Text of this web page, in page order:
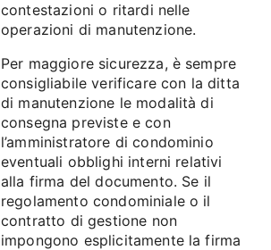
contestazioni o ritardi nelle
operazioni di manutenzione.
Per maggiore sicurezza, è sempre
consigliabile verificare con la ditta
di manutenzione le modalità di
consegna previste e con
l’amministratore di condominio
eventuali obblighi interni relativi
alla firma del documento. Se il
regolamento condominiale o il
contratto di gestione non
impongono esplicitamente la firma